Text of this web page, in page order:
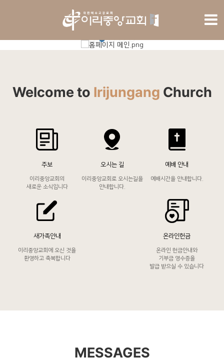
Welcome to Irijungang Church
주보
이리중앙교회의
새로운 소식입니다
오시는 길
이리중앙교회로 오시는길을
안내합니다.
예배 안내
예배시간을 안내합니다.
새가족안내
이리중앙교회에오신 것을
환영하고 축복합니다
온라인헌금
온라인 헌금안내와
기부금 영수증을
발급 받으실 수 있습니다
MESSAGES